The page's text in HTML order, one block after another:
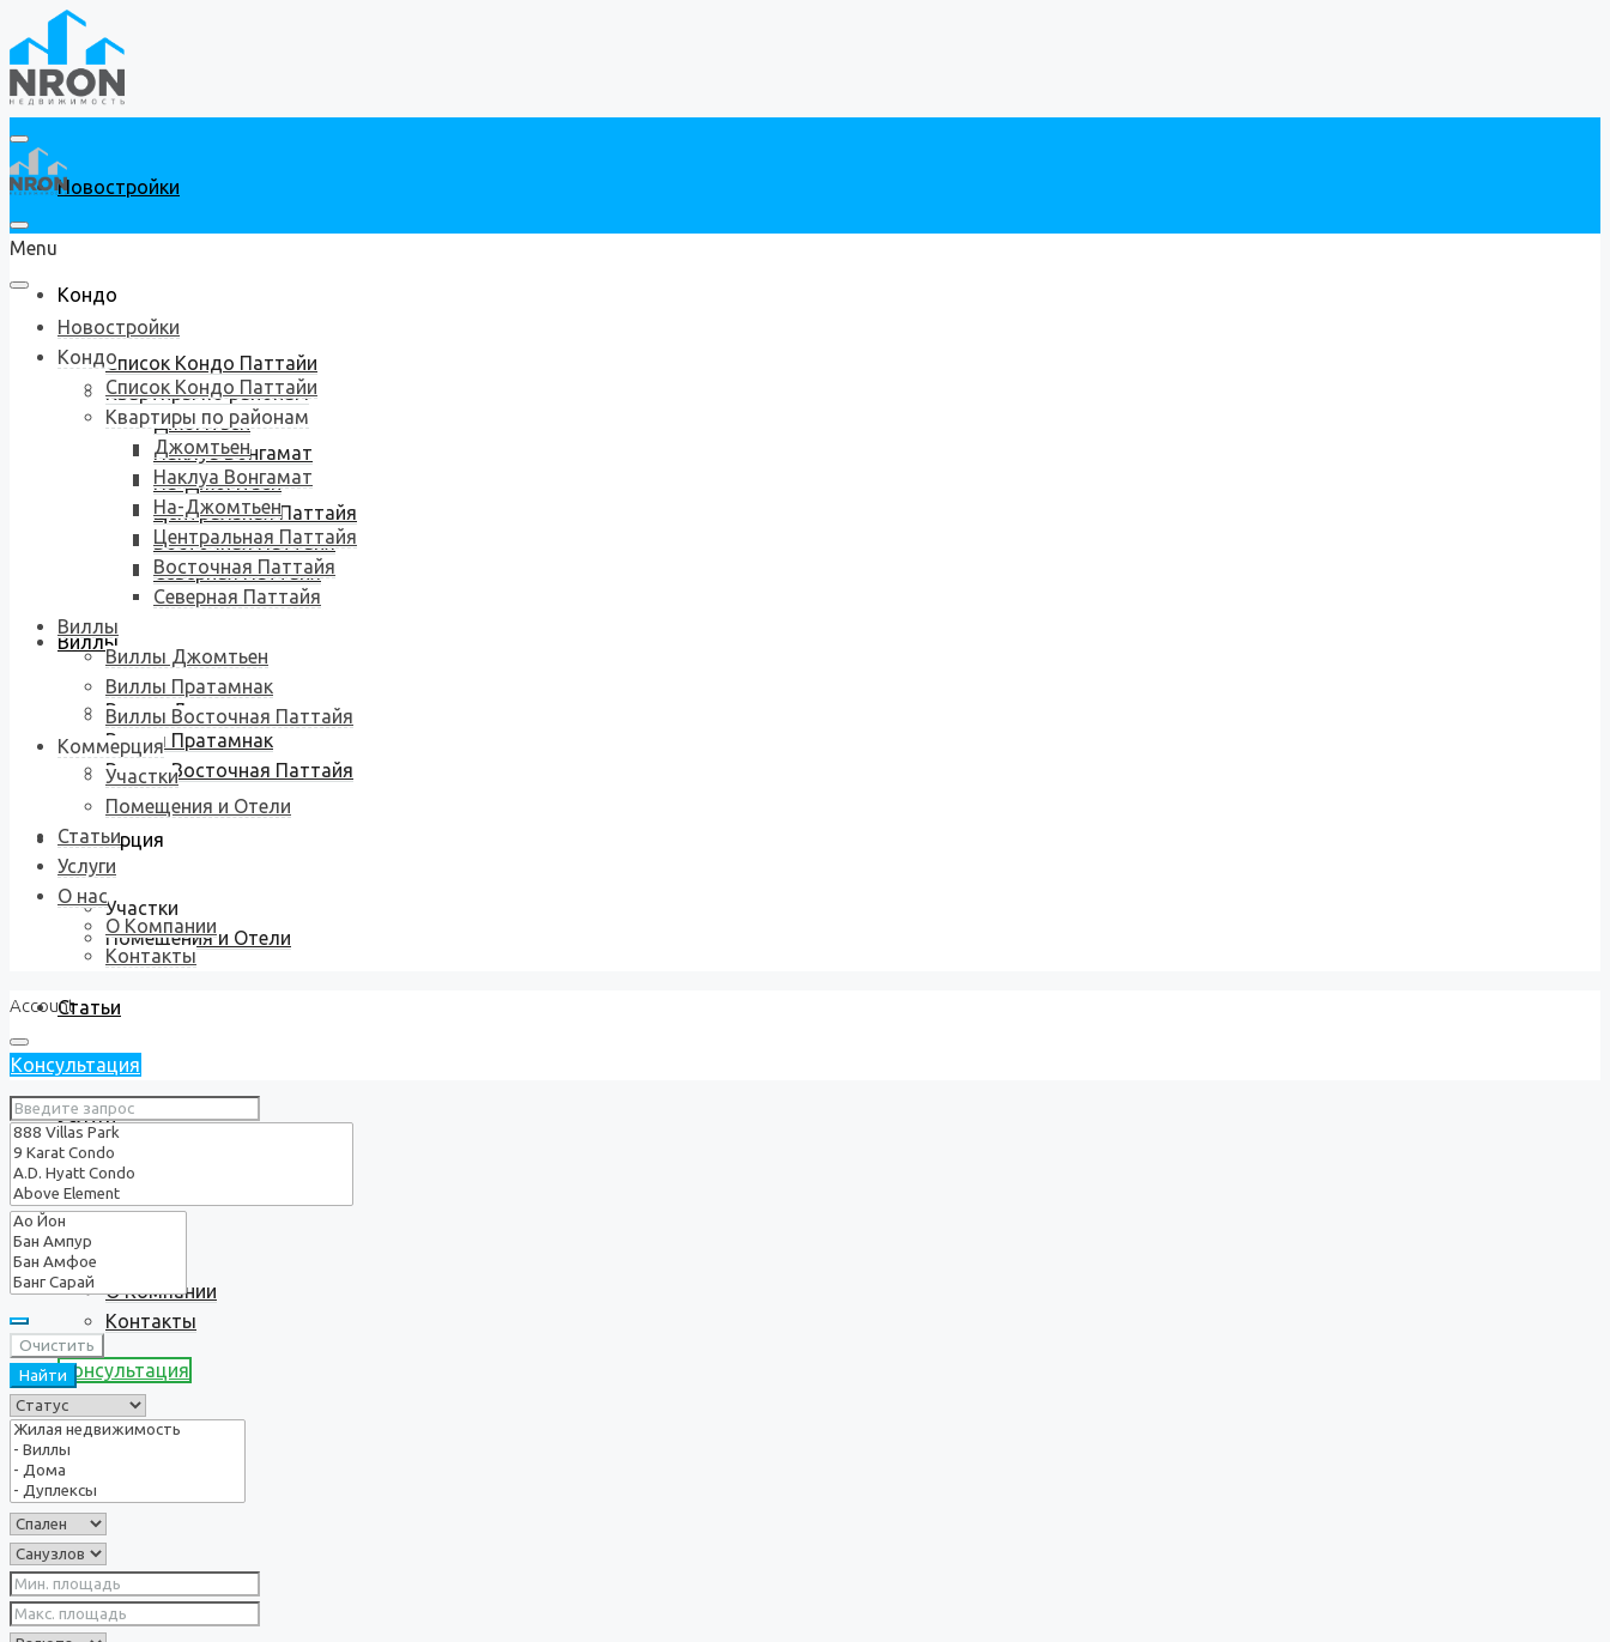
Новостройки
Кондо
Список Кондо Паттайи
Квартиры по районам
Джомтьен
Наклуа Вонгамат
На-Джомтьен
Центральная Паттайя
Восточная Паттайя
Северная Паттайя
Виллы
Виллы Джомтьен
Виллы Пратамнак
Виллы Восточная Паттайя
Коммерция
Участки
Помещения и Отели
Статьи
Услуги
О нас
О Компании
Контакты
Консультация
Menu
Новостройки
Кондо
Список Кондо Паттайи
Квартиры по районам
Джомтьен
Наклуа Вонгамат
На-Джомтьен
Центральная Паттайя
Восточная Паттайя
Северная Паттайя
Виллы
Виллы Джомтьен
Виллы Пратамнак
Виллы Восточная Паттайя
Коммерция
Участки
Помещения и Отели
Статьи
Услуги
О нас
О Компании
Контакты
Account
Консультация
Очистить
Найти